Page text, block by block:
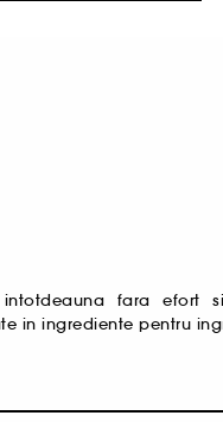
fara efort
in ingrediente pentru